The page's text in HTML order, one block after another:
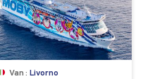
Van
Livorno